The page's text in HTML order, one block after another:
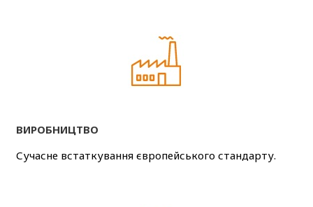
ВИРОБНИЦТВО
Сучасне встаткування європейського стандарту.